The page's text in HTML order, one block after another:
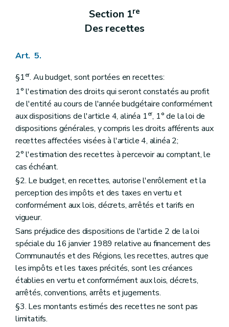
Section 1re
Des recettes
Art. 5.
§1er. Au budget, sont portées en recettes:
1° l'estimation des droits qui seront constatés au profit
de l'entité au cours de l'année budgétaire conformément
aux dispositions de l'article 4, alinéa 1er, 1° de la loi de
dispositions générales, y compris les droits afférents aux
recettes affectées visées à l'article 4, alinéa 2;
2° l'estimation des recettes à percevoir au comptant, le
cas échéant.
§2. Le budget, en recettes, autorise l'enrôlement et la
perception des impôts et des taxes en vertu et
conformément aux lois, décrets, arrêtés et tarifs en
vigueur.
Sans préjudice des dispositions de l'article 2 de la loi
spéciale du 16 janvier 1989 relative au financement des
Communautés et des Régions, les recettes, autres que
les impôts et les taxes précités, sont les créances
établies en vertu et conformément aux lois, décrets,
arrêtés, conventions, arrêts et jugements.
§3. Les montants estimés des recettes ne sont pas
limitatifs.